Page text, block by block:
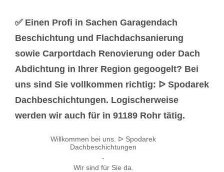
✅ Einen Profi in Sachen Garagendach
Beschichtung und Flachdachsanierung
sowie Carportdach Renovierung oder Dach
Abdichtung in Ihrer Region gegoogelt? Bei
uns sind Sie vollkommen richtig: ᐅ Spodarek
Dachbeschichtungen. Logischerweise
werden wir auch für in 91189 Rohr tätig.
Willkommen bei uns. ᐅ Spodarek
Dachbeschichtungen
-
Wir sind für Sie da.